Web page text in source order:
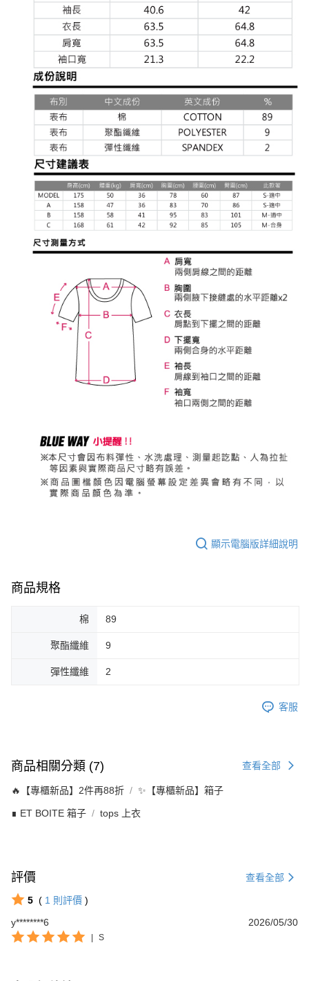
顯示電腦版詳細說明
商品規格
棉 89
聚酯纖維 9
彈性纖維 2
客服
商品相關分類 (7) 查看全部
🔥【專櫃新品】2件再88折 ✨【專櫃新品】箱子
∎ ET BOITE 箱子 tops 上衣
評價 查看全部
5 ( 1 則評價 )
y********6
2026/05/30
S